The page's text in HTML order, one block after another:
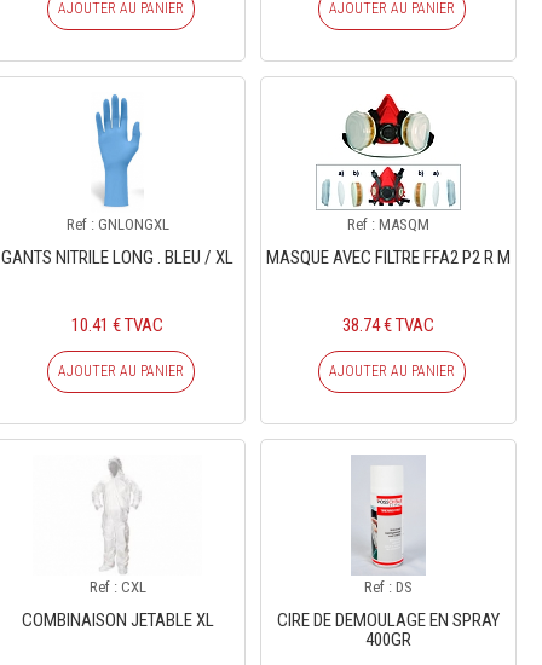
AJOUTER AU PANIER AJOUTER AU PANIER
Ref : GNLONGXL
GANTS NITRILE LONG . BLEU / XL
10.41 € TVAC
AJOUTER AU PANIER
Ref : MASQM
MASQUE AVEC FILTRE FFA2 P2 R M
38.74 € TVAC
AJOUTER AU PANIER
Ref : CXL
COMBINAISON JETABLE XL
Ref : DS
CIRE DE DEMOULAGE EN SPRAY
400GR